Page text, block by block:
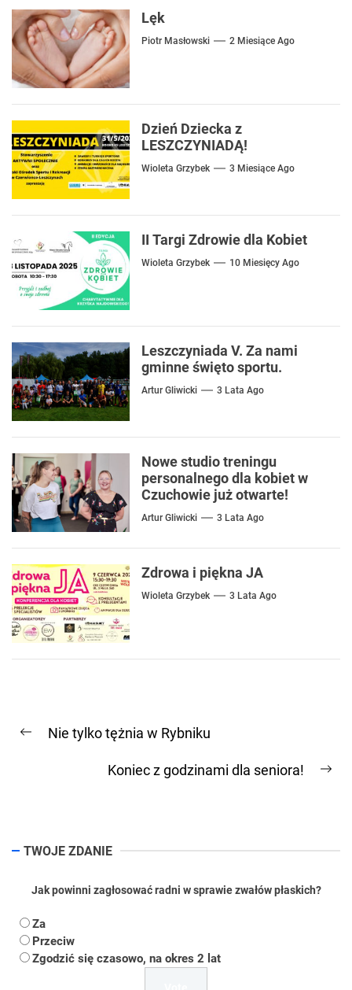
Lęk
Piotr Masłowski 2 Miesiące Ago
Dzień Dziecka z
LESZCZYNIADĄ!
Wioleta Grzybek 3 Miesiące Ago
II Targi Zdrowie dla Kobiet
Wioleta Grzybek 10 Miesięcy Ago
Leszczyniada V. Za nami
gminne święto sportu.
Artur Gliwicki 3 Lata Ago
Nowe studio treningu
personalnego dla kobiet w
Czuchowie już otwarte!
Artur Gliwicki 3 Lata Ago
Zdrowa i piękna JA
Wioleta Grzybek 3 Lata Ago
wpisu
Previous
Nie tylko tężnia w Rybniku
Koniec z godzinami dla seniora!
TWOJE ZDANIE
Jak powinni zagłosować radni w sprawie zwałów płaskich?
Za
Przeciw
Zgodzić się czasowo, na okres 2 lat